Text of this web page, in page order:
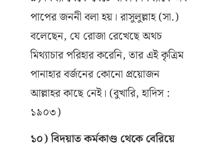
পাপের জননী বলা হয়। রাসুলুল্লাহ (সা.)
বলেছেন, যে রোজা রেখেছে অথচ
মিথ্যাচার পরিহার করেনি, তার এই কৃত্রিম
পানাহার বর্জনের কোনো প্রয়োজন
আল্লাহর কাছে নেই। (বুখারি, হাদিস :
১৯০৩)
১০) বিদয়াত কর্মকাণ্ড থেকে বেরিয়ে